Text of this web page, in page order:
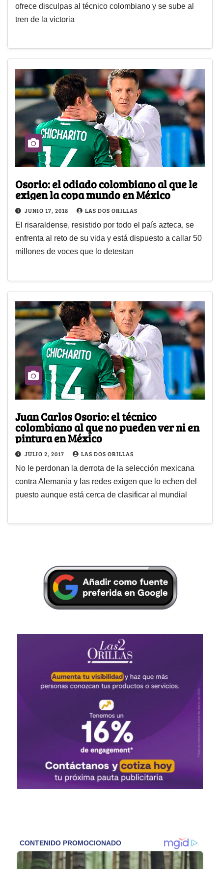
ofrece disculpas al técnico colombiano y se sube al
tren de la victoria
Osorio: el odiado colombiano al que le
exigen la copa mundo en México
JUNIO 17, 2018 LAS DOS ORILLAS
El risaraldense, resistido por todo el país azteca, se
enfrenta al reto de su vida y está dispuesto a callar 50
millones de voces que lo detestan
Juan Carlos Osorio: el técnico
colombiano al que no pueden ver ni en
pintura en México
JULIO 2, 2017 LAS DOS ORILLAS
No le perdonan la derrota de la selección mexicana
contra Alemania y las redes exigen que lo echen del
puesto aunque está cerca de clasificar al mundial